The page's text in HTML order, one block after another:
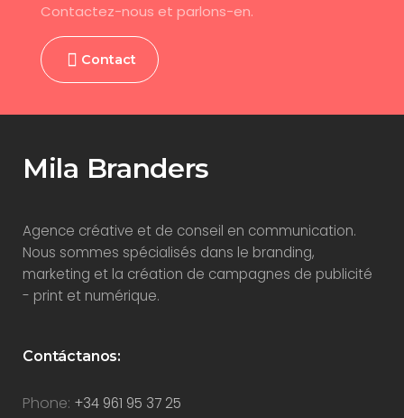
Contactez-nous et parlons-en.
Contact
Mila Branders
Agence créative et de conseil en communication.
Nous sommes spécialisés dans le branding,
marketing et la création de campagnes de publicité
- print et numérique.
Contáctanos:
Phone: +34 961 95 37 25